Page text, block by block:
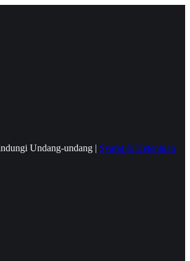
Undang-undang | Syarat & Ketentuan